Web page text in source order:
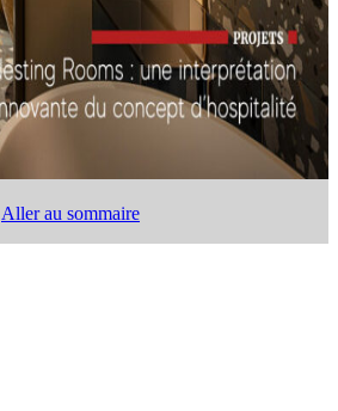
Aller au sommaire